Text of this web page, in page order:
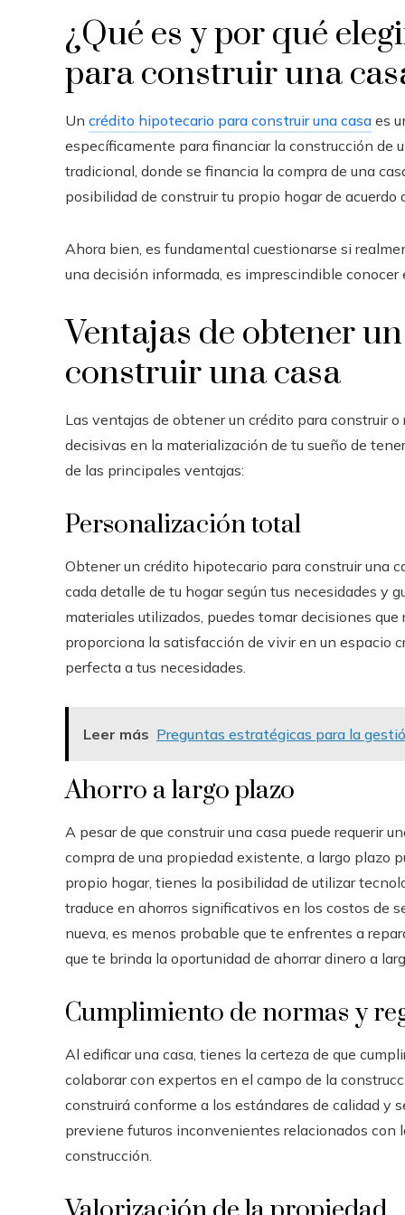
¿Qué es y por qué
para construir una
Un crédito hipotecario para construir una casa es
específicamente para financiar la construcción de
tradicional, donde se financia la compra de una
posibilidad de construir tu propio hogar de
Ahora bien, es fundamental cuestionarse si
una decisión informada, es imprescindible
Ventajas de obtener
construir una casa
Las ventajas de obtener un crédito para construir
decisivas en la materialización de tu sueño de
de las principales ventajas:
Personalización total
Obtener un crédito hipotecario para construir una
cada detalle de tu hogar según tus necesidades y
materiales utilizados, puedes tomar decisiones
proporciona la satisfacción de vivir en un espacio
perfecta a tus necesidades.
Leer más Preguntas estratégicas para la
Ahorro a largo plazo
A pesar de que construir una casa puede requerir
compra de una propiedad existente, a largo plazo
propio hogar, tienes la posibilidad de utilizar
traduce en ahorros significativos en los costos de
nueva, es menos probable que te enfrentes a
que te brinda la oportunidad de ahorrar dinero a
Cumplimiento de normas y
Al edificar una casa, tienes la certeza de que
colaborar con expertos en el campo de la
construirá conforme a los estándares de calidad y
previene futuros inconvenientes relacionados con
construcción.